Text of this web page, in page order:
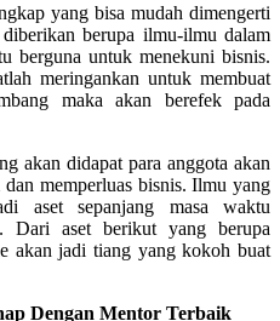
yang bisa mudah dimengerti
berupa ilmu-ilmu dalam
berguna untuk menekuni bisnis.
meringankan untuk membuat
maka akan berefek pada
akan didapat para anggota akan
memperluas bisnis. Ilmu yang
aset sepanjang masa waktu
Dari aset berikut yang berupa
akan jadi tiang yang kokoh buat
Dengan Mentor Terbaik